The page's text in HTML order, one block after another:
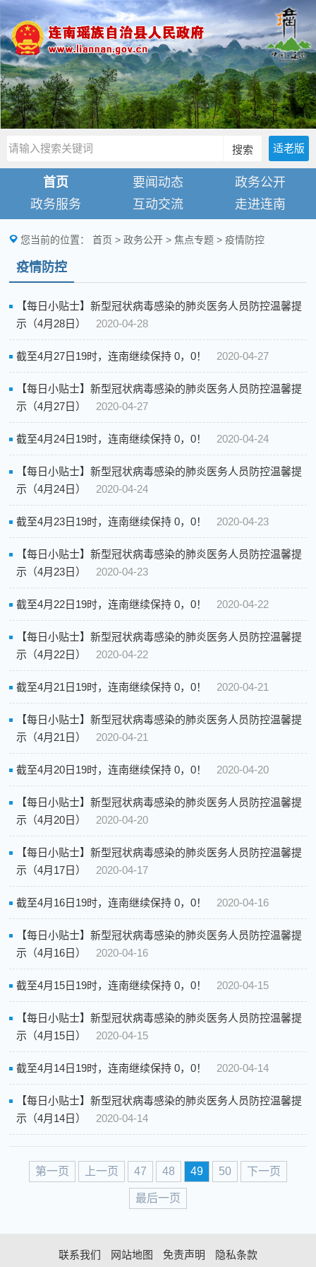
搜索 适老版
首页 要闻动态
政务公开
政务服务
互动交流 走进连南
您当前的位置： 首页 >政务公开 >焦点专题 >疫情防控
疫情防控
【每日小贴士】新型冠状病毒感染的肺炎医务人员防控温馨提
示（4月28日）
2020-04-28
截至4月27日19时，连南继续保持 0，0！ 2020-04-27
【每日小贴士】新型冠状病毒感染的肺炎医务人员防控温馨提
示（4月27日）
2020-04-27
截至4月24日19时，连南继续保持 0，0！ 2020-04-24
【每日小贴士】新型冠状病毒感染的肺炎医务人员防控温馨提
示（4月24日）
2020-04-24
截至4月23日19时，连南继续保持 0，0！ 2020-04-23
【每日小贴士】新型冠状病毒感染的肺炎医务人员防控温馨提
示（4月23日）
2020-04-23
截至4月22日19时，连南继续保持 0，0！ 2020-04-22
【每日小贴士】新型冠状病毒感染的肺炎医务人员防控温馨提
示（4月22日）
2020-04-22
截至4月21日19时，连南继续保持 0，0！ 2020-04-21
【每日小贴士】新型冠状病毒感染的肺炎医务人员防控温馨提
示（4月21日）
2020-04-21
截至4月20日19时，连南继续保持 0，0！ 2020-04-20
【每日小贴士】新型冠状病毒感染的肺炎医务人员防控温馨提
示（4月20日）
2020-04-20
【每日小贴士】新型冠状病毒感染的肺炎医务人员防控温馨提
示（4月17日）
2020-04-17
截至4月16日19时，连南继续保持 0，0！ 2020-04-16
【每日小贴士】新型冠状病毒感染的肺炎医务人员防控温馨提
示（4月16日）
2020-04-16
截至4月15日19时，连南继续保持 0，0！ 2020-04-15
【每日小贴士】新型冠状病毒感染的肺炎医务人员防控温馨提
示（4月15日）
2020-04-15
截至4月14日19时，连南继续保持 0，0！ 2020-04-14
【每日小贴士】新型冠状病毒感染的肺炎医务人员防控温馨提
示（4月14日）
2020-04-14
第一页 上一页 47 48 49 50 下一页
最后一页
联系我们 网站地图 免责声明 隐私条款